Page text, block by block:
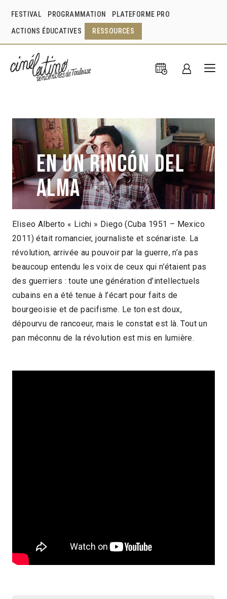
FESTIVAL PROGRAMMATION PLATEFORME PRO
ACTIONS ÉDUCATIVES RESSOURCES
En un rincón del
alma
Jorge Dalton Salvador
2016
2017 > Découvertes Documentaire
Eliseo Alberto « Lichi » Diego (Cuba 1951 – Mexico
2011) était romancier, journaliste et scénariste. La
révolution, arrivée au pouvoir par la guerre, n’a pas
beaucoup entendu les voix de ceux qui n’étaient pas
des guerriers : toute une génération d’intellectuels
cubains en a été tenue à l’écart pour faits de
bourgeoisie et de pacifisme. Le ton est doux,
dépourvu de rancoeur, mais le constat est là. Tout un
pan méconnu de la révolution est mis en lumière.